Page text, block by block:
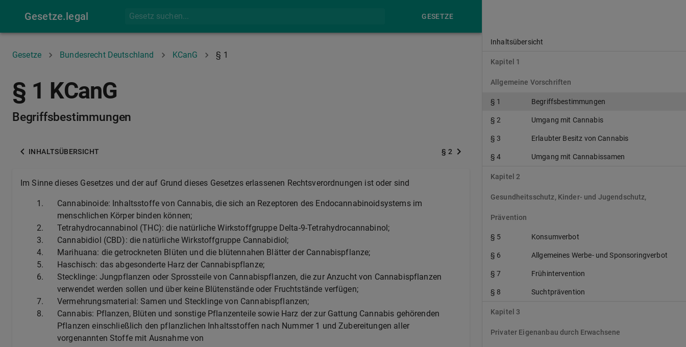
Gesetze.legal GESETZE
Gesetze Bundesrecht Deutschland KCanG § 1
§ 1 KCanG
Begriffsbestimmungen
INHALTSÜBERSICHT § 2
Im Sinne dieses Gesetzes und der auf Grund dieses Gesetzes erlassenen Rechtsverordnungen ist oder sind
1.
Cannabinoide: Inhaltsstoffe von Cannabis, die sich an Rezeptoren des Endocannabinoidsystems im
menschlichen Körper binden können;
2.
Tetrahydrocannabinol (THC): die natürliche Wirkstoffgruppe Delta-9-Tetrahydrocannabinol;
3.
Cannabidiol (CBD): die natürliche Wirkstoffgruppe Cannabidiol;
4.
Marihuana: die getrockneten Blüten und die blütennahen Blätter der Cannabispflanze;
5.
Haschisch: das abgesonderte Harz der Cannabispflanze;
6.
Stecklinge: Jungpflanzen oder Sprossteile von Cannabispflanzen, die zur Anzucht von Cannabispflanzen
verwendet werden sollen und über keine Blütenstände oder Fruchtstände verfügen;
7.
Vermehrungsmaterial: Samen und Stecklinge von Cannabispflanzen;
8.
Cannabis: Pflanzen, Blüten und sonstige Pflanzenteile sowie Harz der zur Gattung Cannabis gehörenden
Pflanzen einschließlich den pflanzlichen Inhaltsstoffen nach Nummer 1 und Zubereitungen aller
vorgenannten Stoffe mit Ausnahme von
Inhaltsübersicht
Kapitel 1
Allgemeine Vorschriften
§ 1 Begriffsbestimmungen
§ 2 Umgang mit Cannabis
§ 3 Erlaubter Besitz von Cannabis
§ 4 Umgang mit Cannabissamen
Kapitel 2
Gesundheitsschutz, Kinder- und Jugendschutz,
Prävention
§ 5 Konsumverbot
§ 6 Allgemeines Werbe- und Sponsoringverbot
§ 7 Frühintervention
§ 8 Suchtprävention
Kapitel 3
Privater Eigenanbau durch Erwachsene